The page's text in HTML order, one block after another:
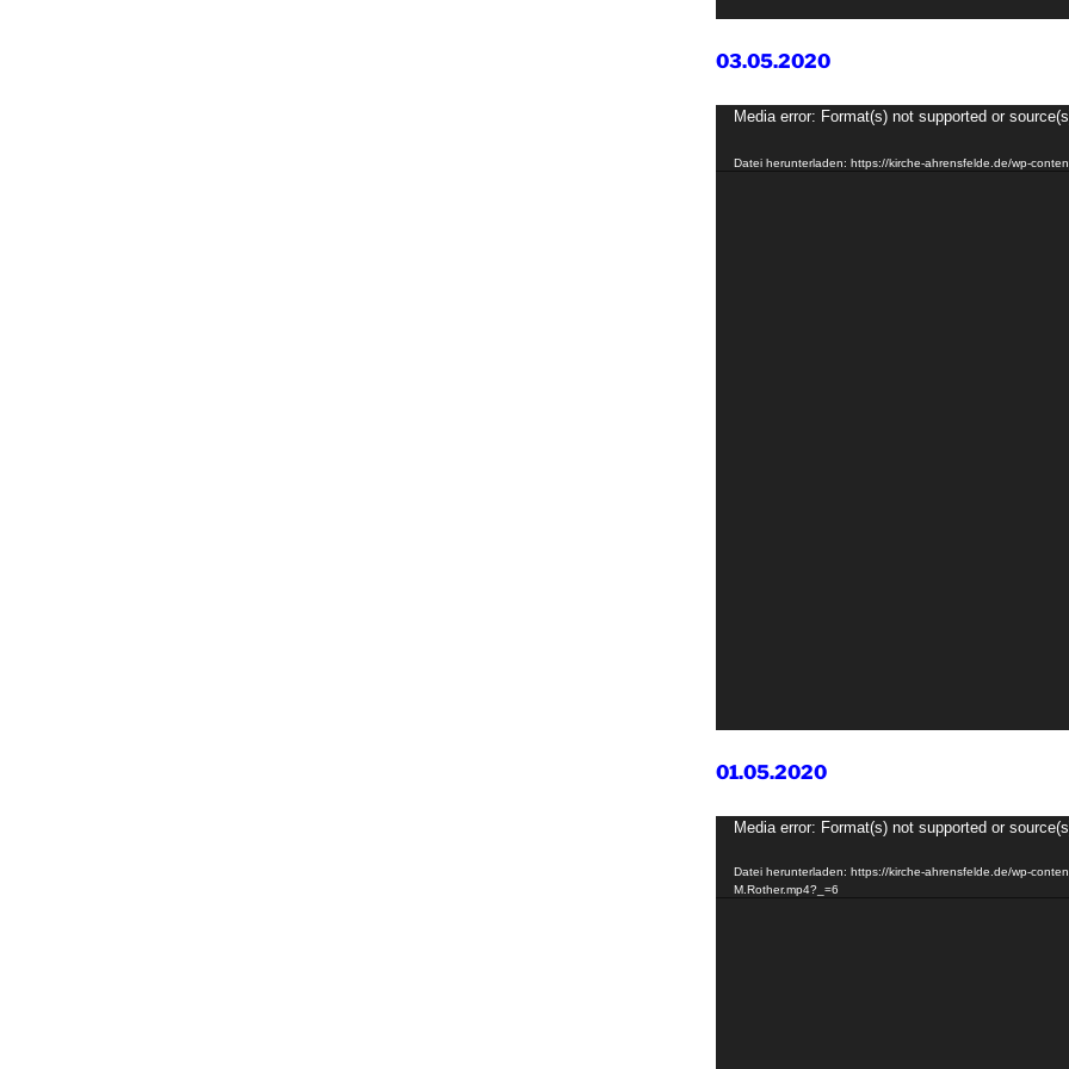
03.05.2020
Video-
Media error: Format(s) not supported or
Datei herunterladen: https://kirche-ahrensfelde.de/wp-
01.05.2020
Video-
Media error: Format(s) not supported or
Datei herunterladen: https://kirche-ahrensfelde.de/wp-
M.Rother.mp4?_=6